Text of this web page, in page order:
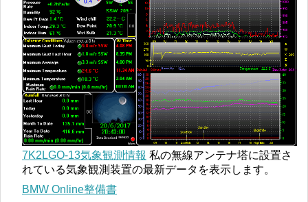
7K2LGO-13気象観測情報 私の無線アンテナ塔に設置さ
れている気象観測装置の最新データを表示します。
BMW Online整備書